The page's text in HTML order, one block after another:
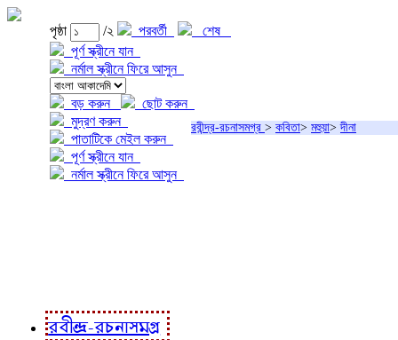
পৃষ্ঠা /২ পরবর্তী
শেষ
পূর্ণ স্ক্রীনে যান
নর্মাল স্ক্রীনে ফিরে আসুন
বড় করুন
ছোট করুন
মুদ্রণ করুন
পাতাটিকে মেইল করুন
পূর্ণ স্ক্রীনে যান
নর্মাল স্ক্রীনে ফিরে আসুন
রবীন্দ্র-রচনাসমগ্র > কবিতা> মহুয়া>দীনা
রবীন্দ্র-রচনাসমগ্র